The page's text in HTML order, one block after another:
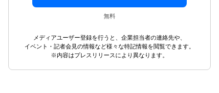
無料
メディアユーザー登録を行うと、企業担当者の連絡先や、
イベント・記者会見の情報など様々な特記情報を閲覧できます。
※内容はプレスリリースにより異なります。